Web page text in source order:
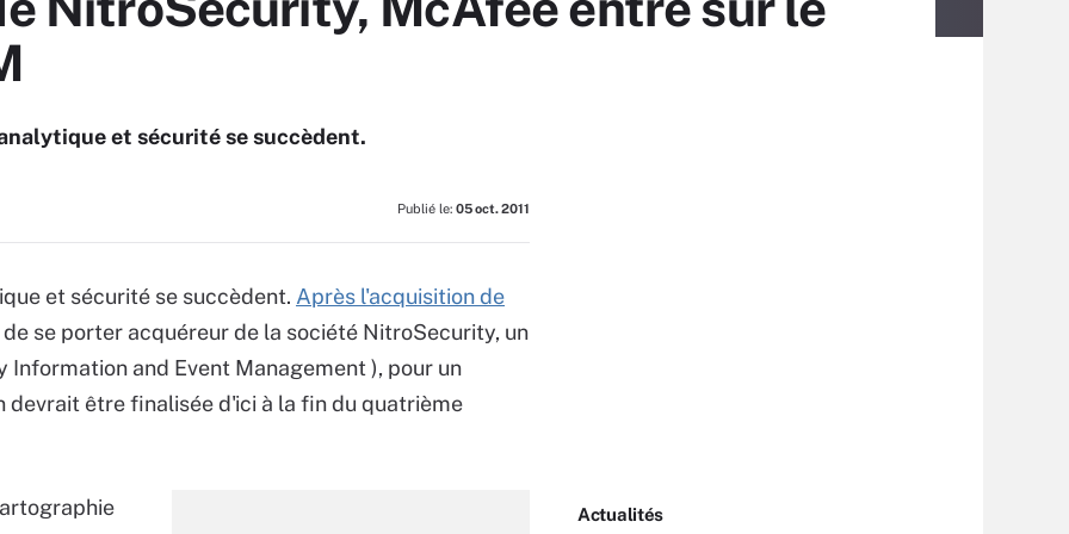
et sécurité se succèdent.
Publié le: 05 oct. 2011
et sécurité se succèdent. Après l'acquisition de
se porter acquéreur de la société NitroSecurity, un
and Event Management ), pour un
être finalisée d'ici à la fin du quatrième
Actualités